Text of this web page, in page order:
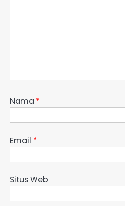
Nama *
Email *
Situs Web